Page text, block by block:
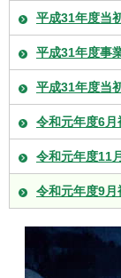
平成31年度当
平成31年度事
平成31年度当
令和元年度6月
令和元年度11
令和元年度9月